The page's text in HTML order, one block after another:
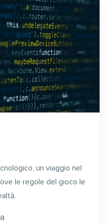
un viaggio nel
le regole del gioco le